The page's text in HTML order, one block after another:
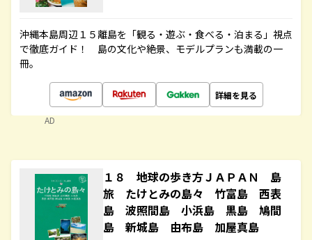
沖縄本島周辺１５離島を「観る・遊ぶ・食べる・泊まる」視点
で徹底ガイド！ 島の文化や絶景、モデルプランも満載の一
冊。
詳細を見る
AD
１８ 地球の歩き方ＪＡＰＡＮ 島
旅 たけとみの島々 竹富島 西表
島 波照間島 小浜島 黒島 鳩間
島 新城島 由布島 加屋真島